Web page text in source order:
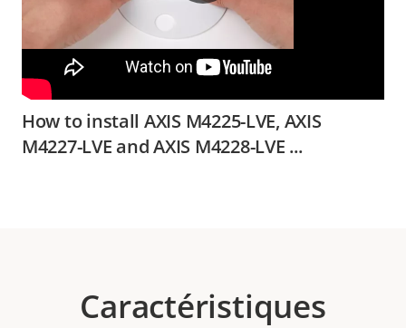
How to install AXIS M4225-LVE, AXIS
M4227-LVE and AXIS M4228-LVE ...
Caractéristiques